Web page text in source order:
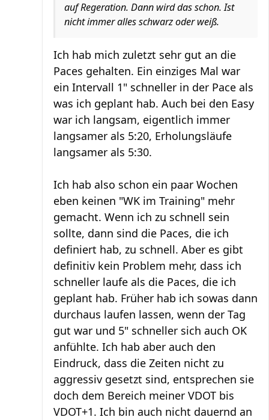
auf Regeration. Dann wird das schon. Ist
nicht immer alles schwarz oder weiß.
Ich hab mich zuletzt sehr gut an die
Paces gehalten. Ein einziges Mal war
ein Intervall 1" schneller in der Pace als
was ich geplant hab. Auch bei den Easy
war ich langsam, eigentlich immer
langsamer als 5:20, Erholungsläufe
langsamer als 5:30.
Ich hab also schon ein paar Wochen
eben keinen "WK im Training" mehr
gemacht. Wenn ich zu schnell sein
sollte, dann sind die Paces, die ich
definiert hab, zu schnell. Aber es gibt
definitiv kein Problem mehr, dass ich
schneller laufe als die Paces, die ich
geplant hab. Früher hab ich sowas dann
durchaus laufen lassen, wenn der Tag
gut war und 5" schneller sich auch OK
anfühlte. Ich hab aber auch den
Eindruck, dass die Zeiten nicht zu
aggressiv gesetzt sind, entsprechen sie
doch dem Bereich meiner VDOT bis
VDOT+1. Ich bin auch nicht dauernd an